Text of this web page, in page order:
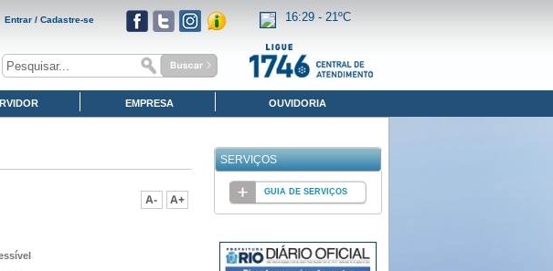
Entrar / Cadastre-se 16:29 -21ºC
EMPRESA OUVIDORIA
SERVIÇOS
GUIA DE SERVIÇOS